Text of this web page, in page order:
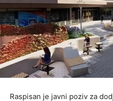
Raspisan je javni poziv za